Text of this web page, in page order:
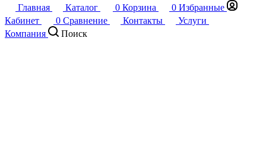
Главная
Каталог 0 Корзина 0 Избранные
Кабинет
0 Сравнение Контакты
Услуги
Компания
Поиск